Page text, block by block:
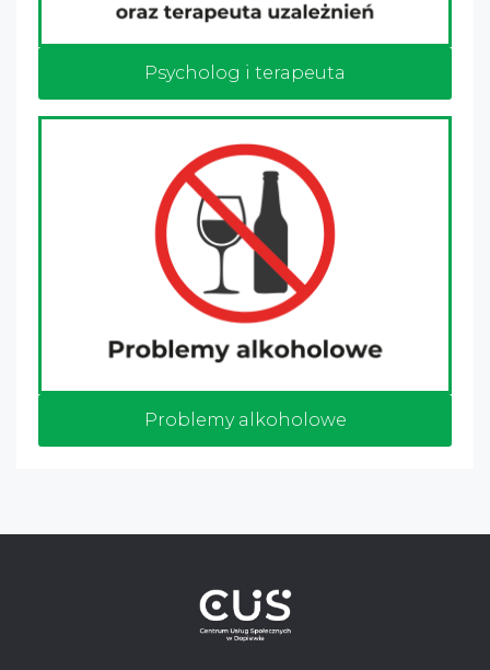
Psycholog i terapeuta
Problemy alkoholowe